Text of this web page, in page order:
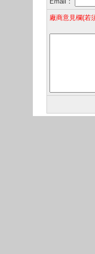
廠商意見欄(若